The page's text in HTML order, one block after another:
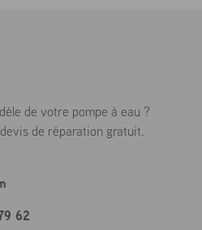
de votre pompe à eau ?
de réparation gratuit.
62